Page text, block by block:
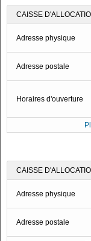
CAISSE
Adresse physique
Adresse postale
Horaires d'ouverture
CAISSE
Adresse physique
Adresse postale